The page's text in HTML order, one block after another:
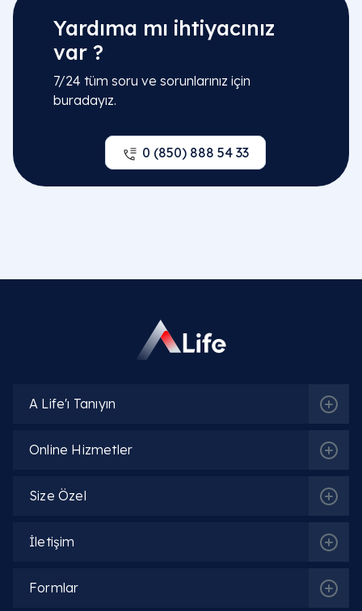
Yardıma mı ihtiyacınız
var ?
7/24 tüm soru ve sorunlarınız için
buradayız.
0 (850) 888 54 33
A Life'ı Tanıyın
Online Hizmetler
Size Özel
İletişim
Formlar